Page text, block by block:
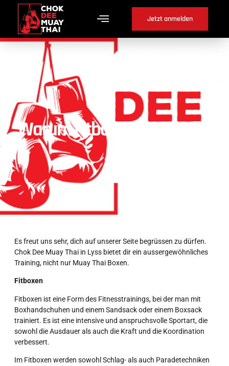
Jetzt anmelden
Warum Fitboxen in Seewil ?
Es freut uns sehr, dich auf unserer Seite begrüssen zu dürfen.
Chok Dee Muay Thai in Lyss bietet dir ein aussergewöhnliches
Training, nicht nur Muay Thai Boxen.
Fitboxen
Fitboxen ist eine Form des Fitnesstrainings, bei der man mit
Boxhandschuhen und einem Sandsack oder einem Boxsack
trainiert. Es ist eine intensive und anspruchsvolle Sportart, die
sowohl die Ausdauer als auch die Kraft und die Koordination
verbessert.
Im Fitboxen werden sowohl Schlag- als auch Paradetechniken